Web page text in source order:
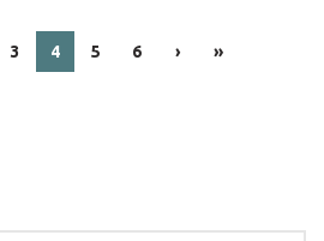
3 4 5 6 › »